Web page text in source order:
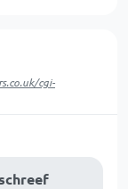
cgi-